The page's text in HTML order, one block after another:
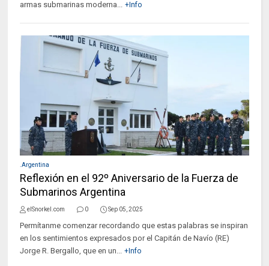
armas submarinas moderna... +Info
.Argentina
Reflexión en el 92º Aniversario de la Fuerza de
Submarinos Argentina
elSnorkel.com 0 Sep 05, 2025
Permítanme comenzar recordando que estas palabras se inspiran
en los sentimientos expresados por el Capitán de Navío (RE)
Jorge R. Bergallo, que en un... +Info